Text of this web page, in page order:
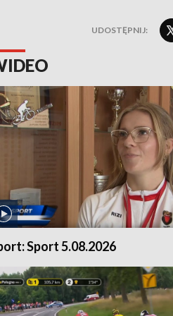
UDOSTĘPNIJ:
Sport 5.08.2026